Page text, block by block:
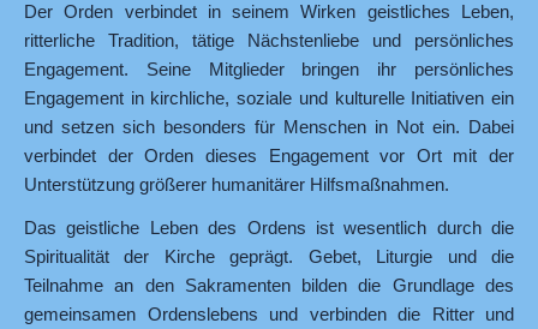
Der Orden verbindet in seinem Wirken geistliches Leben,
ritterliche Tradition, tätige Nächstenliebe und persönliches
Engagement. Seine Mitglieder bringen ihr persönliches
Engagement in kirchliche, soziale und kulturelle Initiativen ein
und setzen sich besonders für Menschen in Not ein. Dabei
verbindet der Orden dieses Engagement vor Ort mit der
Unterstützung größerer humanitärer Hilfsmaßnahmen.
Das geistliche Leben des Ordens ist wesentlich durch die
Spiritualität der Kirche geprägt. Gebet, Liturgie und die
Teilnahme an den Sakramenten bilden die Grundlage des
gemeinsamen Ordenslebens und verbinden die Ritter und